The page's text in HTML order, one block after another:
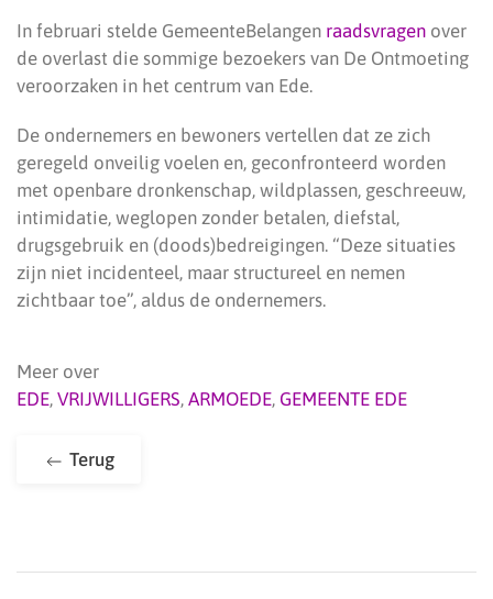
In februari stelde GemeenteBelangen raadsvragen over
de overlast die sommige bezoekers van De Ontmoeting
veroorzaken in het centrum van Ede.
De ondernemers en bewoners vertellen dat ze zich
geregeld onveilig voelen en, geconfronteerd worden
met openbare dronkenschap, wildplassen, geschreeuw,
intimidatie, weglopen zonder betalen, diefstal,
drugsgebruik en (doods)bedreigingen. “Deze situaties
zijn niet incidenteel, maar structureel en nemen
zichtbaar toe”, aldus de ondernemers.
Meer over
EDE, VRIJWILLIGERS, ARMOEDE, GEMEENTE EDE
Terug